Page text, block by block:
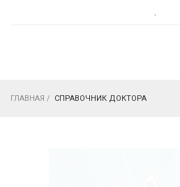
.
ГЛАВНАЯ / СПРАВОЧНИК ДОКТОРА